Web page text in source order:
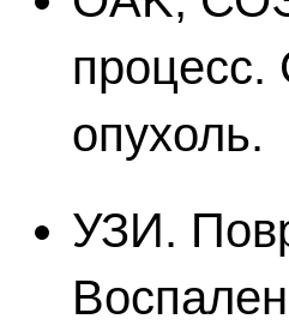
опухоль.
УЗИ.